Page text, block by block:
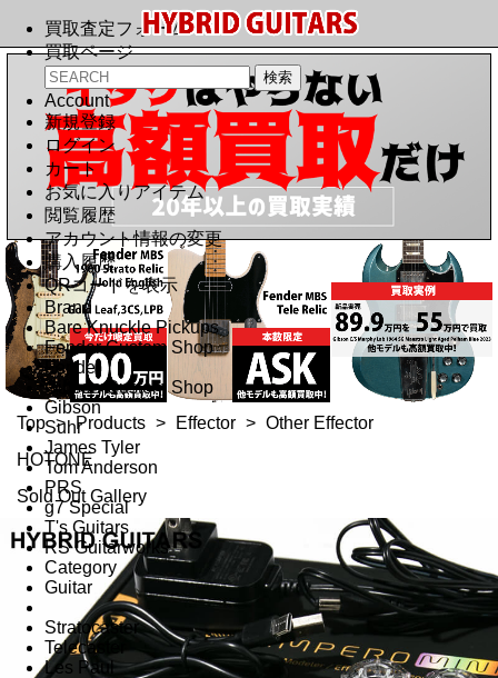
買取査定フォーム
買取ページ
Account
新規登録
ログイン
カート
お気に入りアイテム
閲覧履歴
アカウント情報の変更
購入履歴
QRコードを表示
Brand
Bare Knuckle Pickups
Fender Custom Shop
Fender
Gibson Custom Shop
Gibson
Suhr
James Tyler
Tom Anderson
PRS
g7 Special
T's Guitars
RS Guitarworks
Category
Guitar
Stratocaster
Telecaster
Les Paul
Top > Products > Effector > Other Effector
HOTONE
Sold Out Gallery